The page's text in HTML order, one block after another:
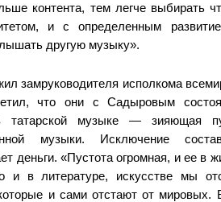
контента, тем легче выбирать
и с определенным
другую музыку».
замруководителя исполкома
что они с Садыровым
татарской музыке — зияющая
музыки. Исключение
деньги. «Пустота огромная, и ее в
и в литературе, искусстве мы
и сами отстают от мировых.